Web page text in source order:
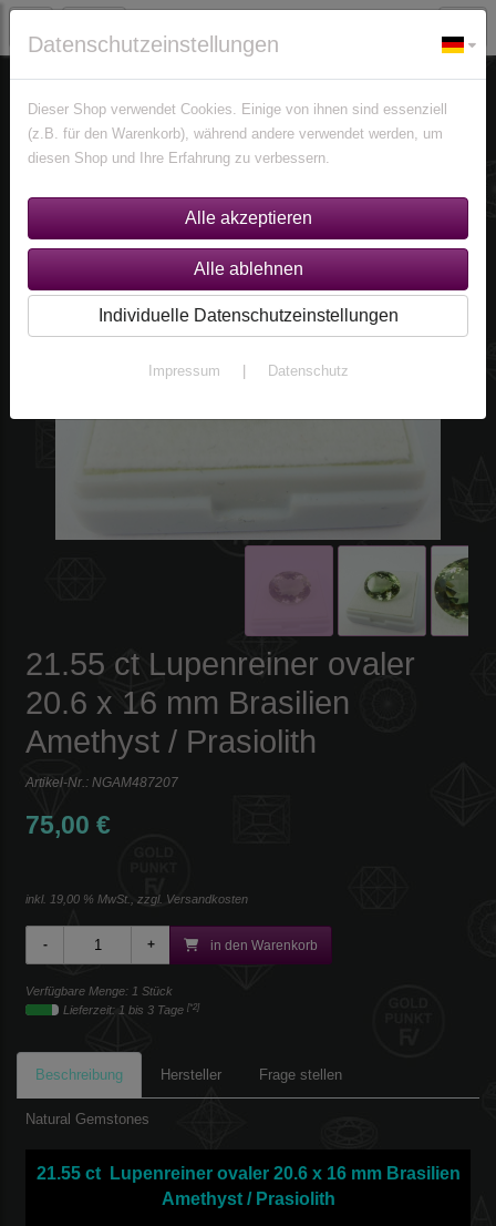
Edelsteine Amethyste
21.55 ct Lupenreiner ovaler
20.6 x 16 mm Brasilien
Amethyst / Prasiolith
Artikel-Nr.: NGAM487207
75,00 €
inkl. 19,00 % MwSt., zzgl. Versandkosten
in den Warenkorb
Verfügbare Menge: 1 Stück
Lieferzeit: 1 bis 3 Tage [*2]
Beschreibung Hersteller Frage stellen
Natural Gemstones
21.55 ct Lupenreiner ovaler 20.6 x 16 mm Brasilien
Amethyst / Prasiolith
Datenschutzeinstellungen
Dieser Shop verwendet Cookies. Einige von ihnen sind essenziell
(z.B. für den Warenkorb), während andere verwendet werden, um
diesen Shop und Ihre Erfahrung zu verbessern.
Individuelle Datenschutzeinstellungen
Impressum Datenschutz